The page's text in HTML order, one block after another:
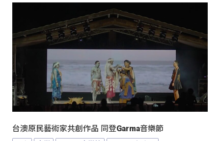
台澳原民藝術家共創作品 同登Garma音樂節